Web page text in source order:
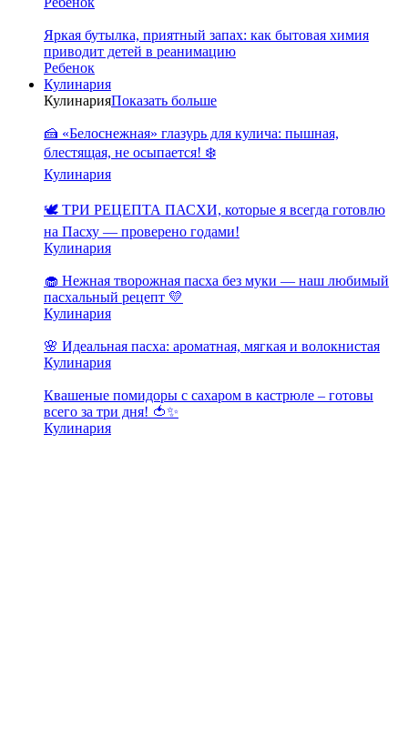
Яркая бутылка, приятный запах: как бытовая химия
приводит детей в реанимацию
Ребенок
Кулинария
КулинарияПоказать больше
🍰 «Белоснежная» глазурь для кулича: пышная,
блестящая, не осыпается! ❄️
Кулинария
🕊️ ТРИ РЕЦЕПТА ПАСХИ, которые я всегда готовлю
на Пасху — проверено годами!
Кулинария
🧁 Нежная творожная пасха без муки — наш любимый
пасхальный рецепт 💛
Кулинария
🌸 Идеальная пасха: ароматная, мягкая и волокнистая
Кулинария
Квашеные помидоры с сахаром в кастрюле – готовы
всего за три дня! 🍅✨
Кулинария